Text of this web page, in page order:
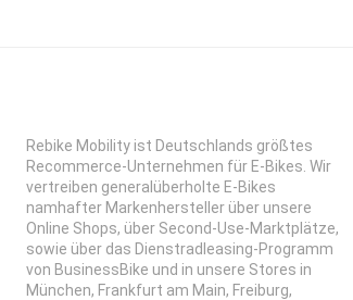
Rebike Mobility ist Deutschlands größtes
Recommerce-Unternehmen für E-Bikes. Wir
vertreiben generalüberholte E-Bikes
namhafter Markenhersteller über unsere
Online Shops, über Second-Use-Marktplätze,
sowie über das Dienstradleasing-Programm
von BusinessBike und in unsere Stores in
München, Frankfurt am Main, Freiburg,